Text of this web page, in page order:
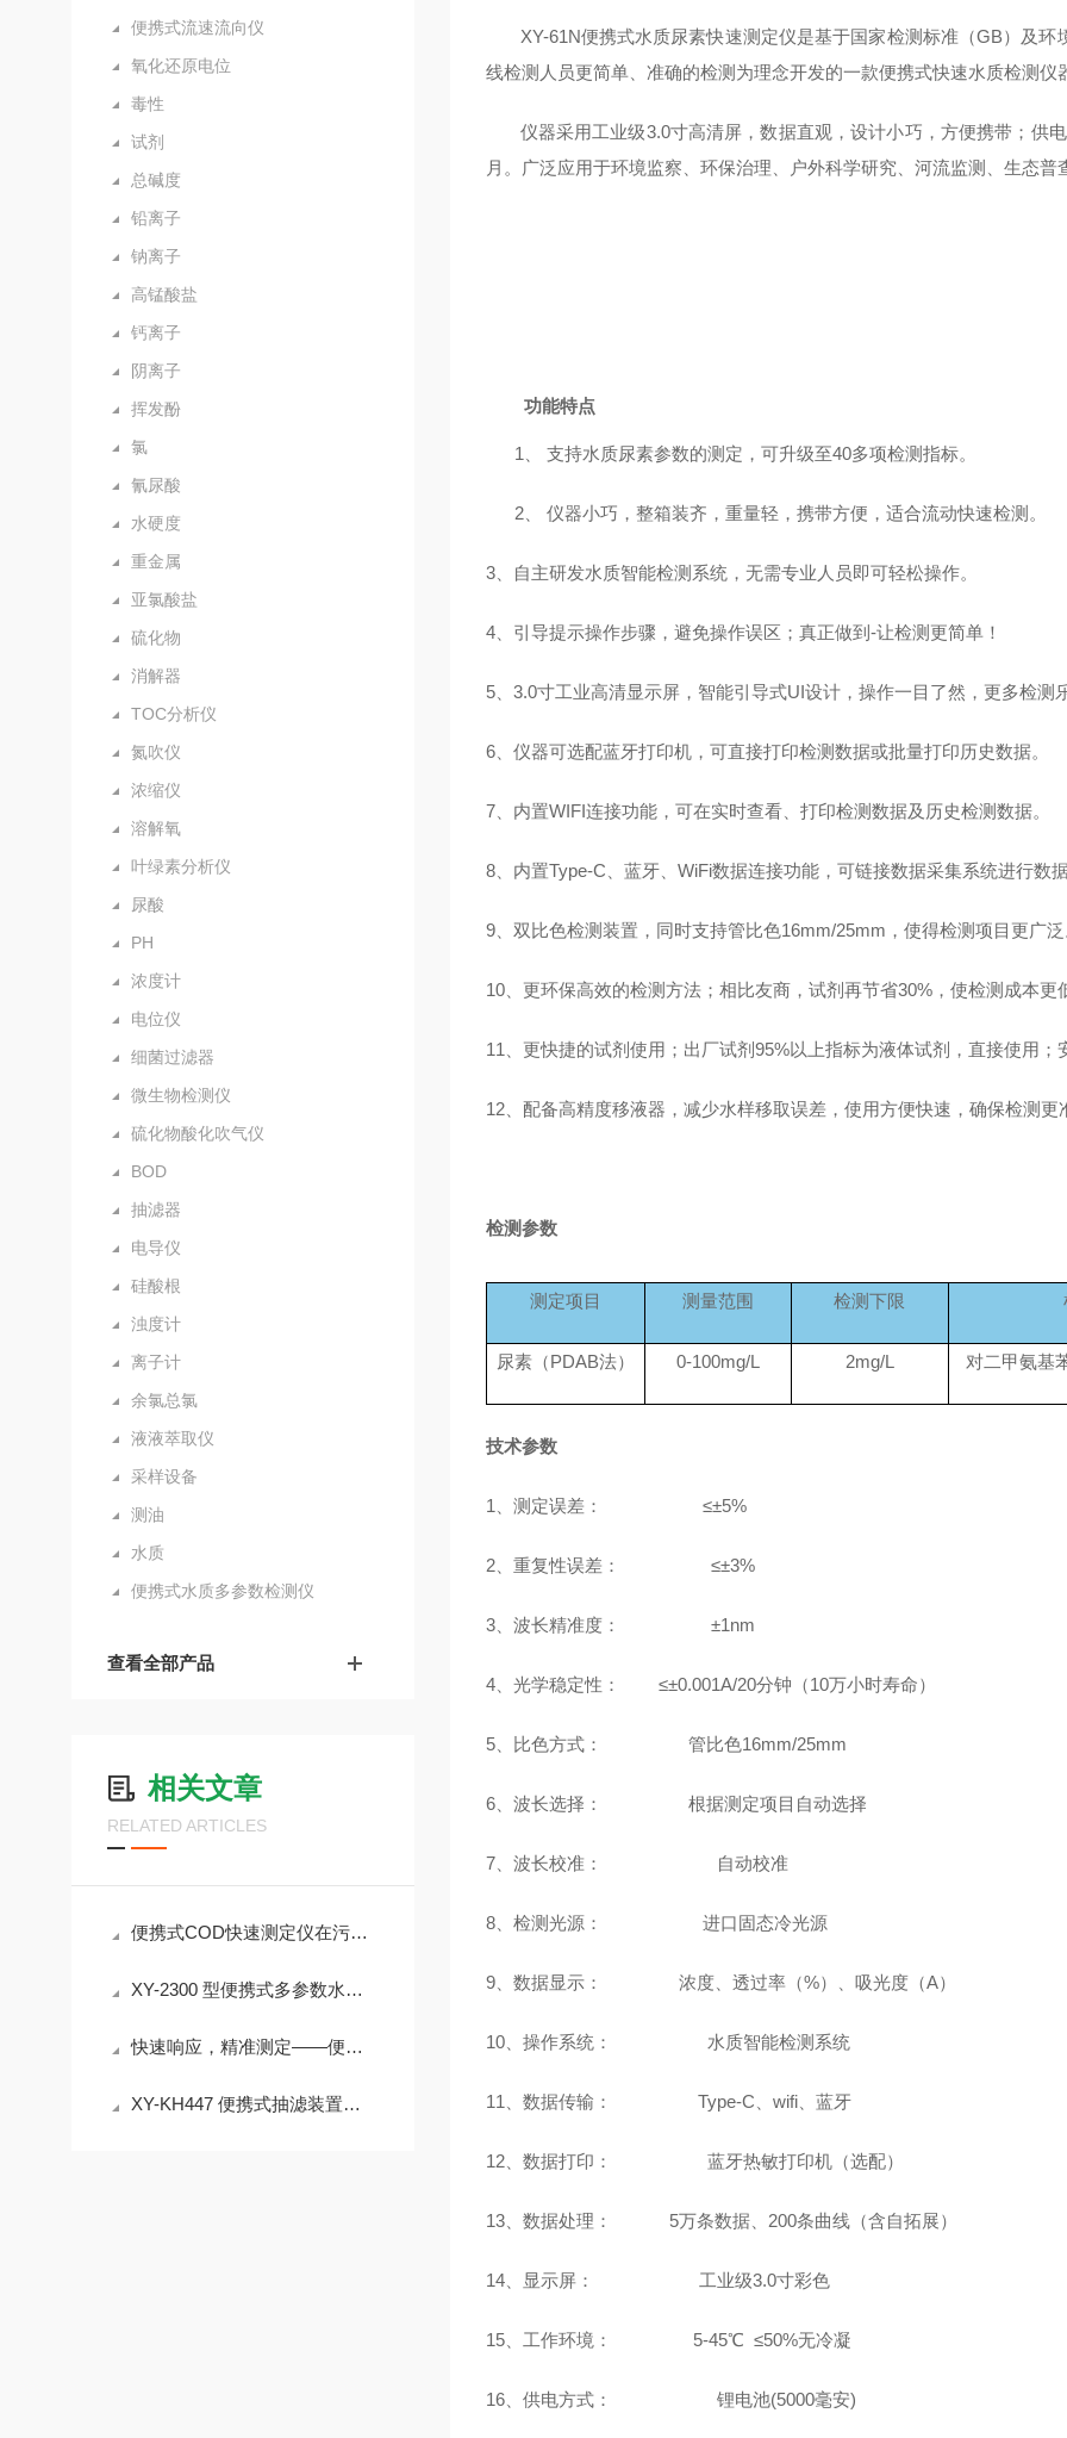
便携式流速流向仪
氧化还原电位
毒性
试剂
总碱度
铅离子
钠离子
高锰酸盐
钙离子
阴离子
挥发酚
氯
氰尿酸
水硬度
重金属
亚氯酸盐
硫化物
消解器
TOC分析仪
氮吹仪
浓缩仪
溶解氧
叶绿素分析仪
尿酸
PH
浓度计
电位仪
细菌过滤器
微生物检测仪
硫化物酸化吹气仪
BOD
抽滤器
电导仪
硅酸根
浊度计
离子计
余氯总氯
液液萃取仪
采样设备
测油
水质
便携式水质多参数检测仪
查看全部产品
相关文章
RELATED ARTICLES
便携式COD快速测定仪在污水处理厂工艺控制、排污口监测中的应用
XY-2300 型便携式多参数水质快速测定仪 30% 试剂节省 检测成本降
快速响应，精准测定——便携式COD快速测定仪
XY-KH447 便携式抽滤装置｜＜55dB 低噪声 水质过滤实验室外场设备介绍
XY-61N便携式水质尿素快速测定仪是基于国家检测标准（GB）及
线检测人员更简单、准确的检测为理念开发的一款便携式快速水质检测仪
仪器采用工业级3.0寸高清屏，数据直观，设计小巧，方便携带；供
月。广泛应用于环境监察、环保治理、户外科学研究、河流监测、生态
功能特点
1、 支持水质尿素参数的测定，可升级至40多项检测指标。
2、 仪器小巧，整箱装齐，重量轻，携带方便，适合流动快速检测。
3、自主研发水质智能检测系统，无需专业人员即可轻松操作。
4、引导提示操作步骤，避免操作误区；真正做到-让检测更简单！
5、3.0寸工业高清显示屏，智能引导式UI设计，操作一目了然，更多检测
6、仪器可选配蓝牙打印机，可直接打印检测数据或批量打印历史数据。
7、内置WIFI连接功能，可在实时查看、打印检测数据及历史检测数据。
8、内置Type-C 、蓝牙、 WiFi数据连接功能，可链接数据采集系统进行数
9、双比色检测装置，同时支持管比色16mm/25mm，使得检测项目更广
10、更环保高效的检测方法；相比友商，试剂再节省30%，使检测成本更
11、更快捷的试剂使用；出厂试剂95%以上指标为液体试剂，直接使用；
12、配备高精度移液器，减少水样移取误差，使用方便快速，确保检测更
检测参数
测定项目 测量范围 检测下限
尿素（PDAB法） 0-100mg/L 2mg/L 对二甲氨基
技术参数
1、测定误差： ≤±5%
2、重复性误差： ≤±3%
3、波长精准度： ±1nm
4、光学稳定性： ≤±0.001A/20分钟（10万⼩时寿命）
5、比色方式： 管比色16mm/25mm
6、波长选择： 根据测定项目自动选择
7、波长校准： 自动校准
8、检测光源： 进口固态冷光源
9、数据显示： 浓度、透过率（%）、吸光度（A）
10、操作系统： 水质智能检测系统
11、数据传输： Type-C wifi、蓝牙
12、数据打印： 蓝牙热敏打印机（选配）
13、数据处理： 5万条数据、200条曲线（含自拓展）
14、显示屏： 工业级3.0寸彩色
15、工作环境： 5-45℃ ≤50%无冷凝
16、供电方式： 锂电池(5000毫安)